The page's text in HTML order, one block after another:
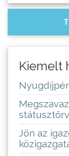
Kiemelt
Jön az